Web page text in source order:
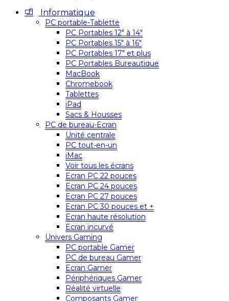
Informatique
PC portable-Tablette
PC Portables 12″ à 14″
PC Portables 15″ à 16″
PC Portables 17″ et plus
PC Portables Bureautique
MacBook
Chromebook
Tablettes
iPad
Sacs & Housses
PC de bureau-Ecran
Unité centrale
PC tout-en-un
iMac
Voir tous les écrans
Ecran PC 22 pouces
Ecran PC 24 pouces
Ecran PC 27 pouces
Ecran PC 30 pouces et +
Ecran haute résolution
Ecran incurvé
Univers Gaming
PC portable Gamer
PC de bureau Gamer
Ecran Gamer
Périphériques Gamer
Réalité virtuelle
Composants Gamer